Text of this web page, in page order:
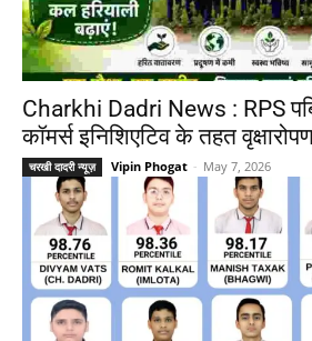
Charkhi Dadri News : RPS
कॉमर्स इनिशिएटिव के तहत
चरखी दादरी न्यूज़ Vipin Phogat - May 7, 2026